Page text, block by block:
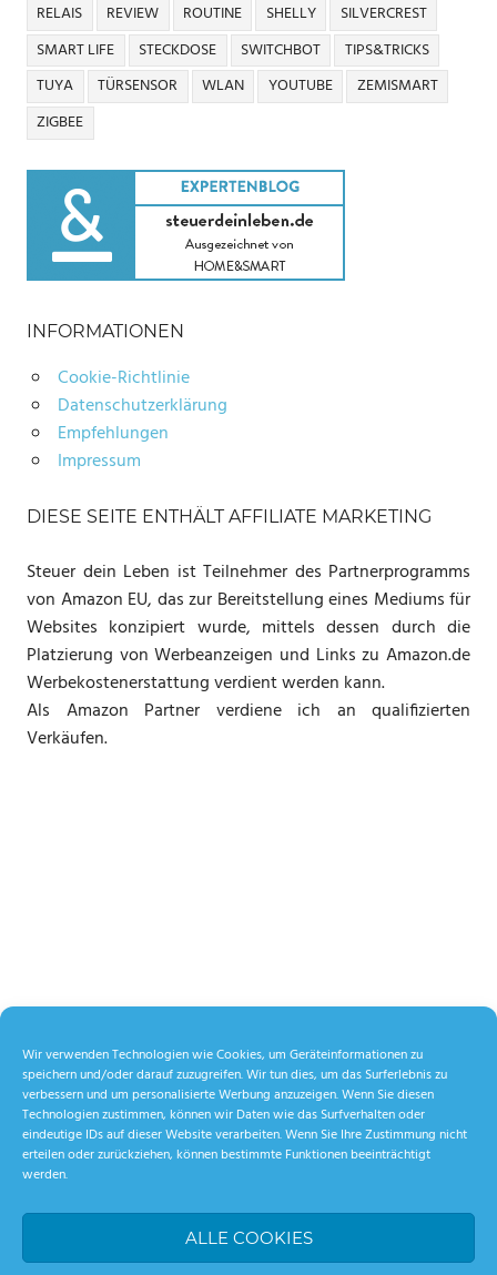
Wir verwenden Technologien wie Cookies, um Geräteinformationen zu
speichern und/oder darauf zuzugreifen. Wir tun dies, um das Surferlebnis zu
verbessern und um personalisierte Werbung anzuzeigen. Wenn Sie diesen
Technologien zustimmen, können wir Daten wie das Surfverhalten oder
eindeutige IDs auf dieser Website verarbeiten. Wenn Sie Ihre Zustimmung nicht
erteilen oder zurückziehen, können bestimmte Funktionen beeinträchtigt
werden.
ALLE COOKIES
RELAIS
REVIEW ROUTINE SHELLY
SILVERCREST
SMART LIFE
STECKDOSE SWITCHBOT
TIPS&TRICKS
TUYA
TÜRSENSOR WLAN YOUTUBE
ZEMISMART
ZIGBEE
INFORMATIONEN
Cookie-Richtlinie
Datenschutzerklärung
Empfehlungen
Impressum
DIESE SEITE ENTHÄLT AFFILIATE MARKETING
Steuer dein Leben ist Teilnehmer des Partnerprogramms
von Amazon EU, das zur Bereitstellung eines Mediums für
Websites konzipiert wurde, mittels dessen durch die
Platzierung von Werbeanzeigen und Links zu Amazon.de
Werbekostenerstattung verdient werden kann.
Als Amazon Partner verdiene ich an qualifizierten
Verkäufen.